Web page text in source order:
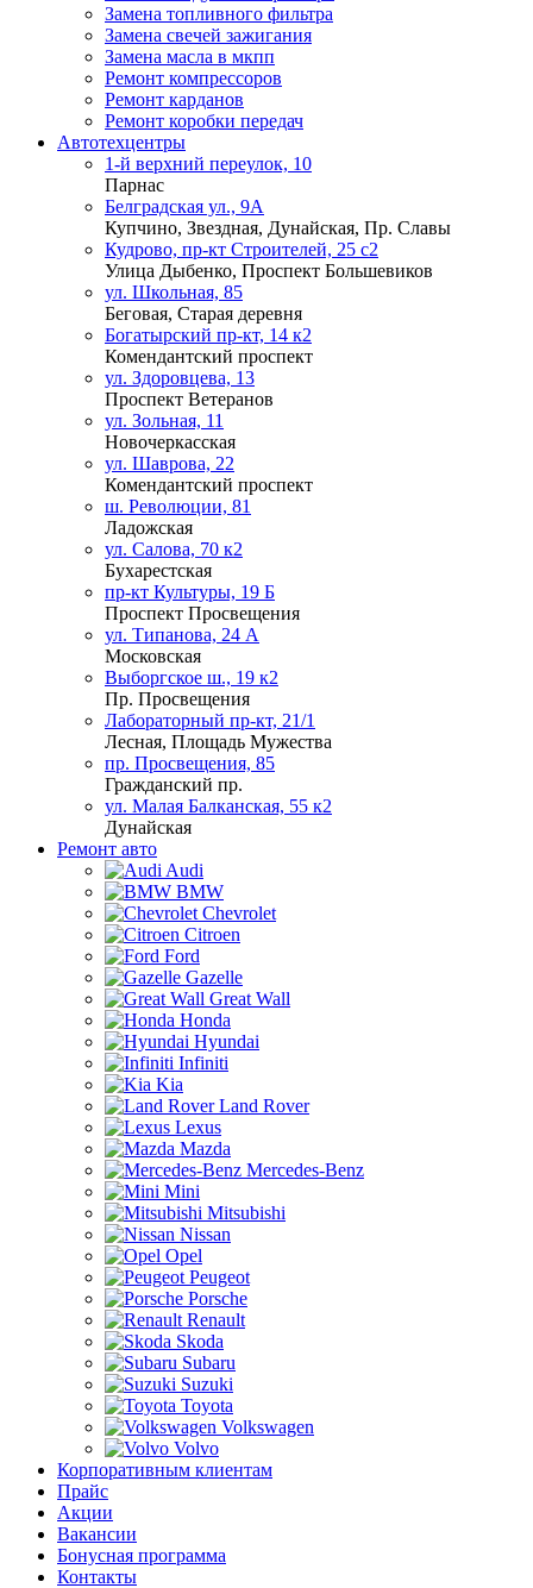
Замена топливного фильтра
Замена свечей зажигания
Замена масла в мкпп
Ремонт компрессоров
Ремонт карданов
Ремонт коробки передач
Автотехцентры
1-й верхний переулок, 10
Парнас
Белградская ул., 9А
Купчино, Звездная, Дунайская, Пр. Славы
Кудрово, пр-кт Строителей, 25 с2
Улица Дыбенко, Проспект Большевиков
ул. Школьная, 85
Беговая, Старая деревня
Богатырский пр-кт, 14 к2
Комендантский проспект
ул. Здоровцева, 13
Проспект Ветеранов
ул. Зольная, 11
Новочеркасская
ул. Шаврова, 22
Комендантский проспект
ш. Революции, 81
Ладожская
ул. Салова, 70 к2
Бухарестская
пр-кт Культуры, 19 Б
Проспект Просвещения
ул. Типанова, 24 А
Московская
Выборгское ш., 19 к2
Пр. Просвещения
Лабораторный пр-кт, 21/1
Лесная, Площадь Мужества
пр. Просвещения, 85
Гражданский пр.
ул. Малая Балканская, 55 к2
Дунайская
Ремонт авто
Audi
BMW
Chevrolet
Citroen
Ford
Gazelle
Great Wall
Honda
Hyundai
Infiniti
Kia
Land Rover
Lexus
Mazda
Mercedes-Benz
Mini
Mitsubishi
Nissan
Opel
Peugeot
Porsche
Renault
Skoda
Subaru
Suzuki
Toyota
Volkswagen
Volvo
Корпоративным клиентам
Прайс
Акции
Вакансии
Бонусная программа
Контакты